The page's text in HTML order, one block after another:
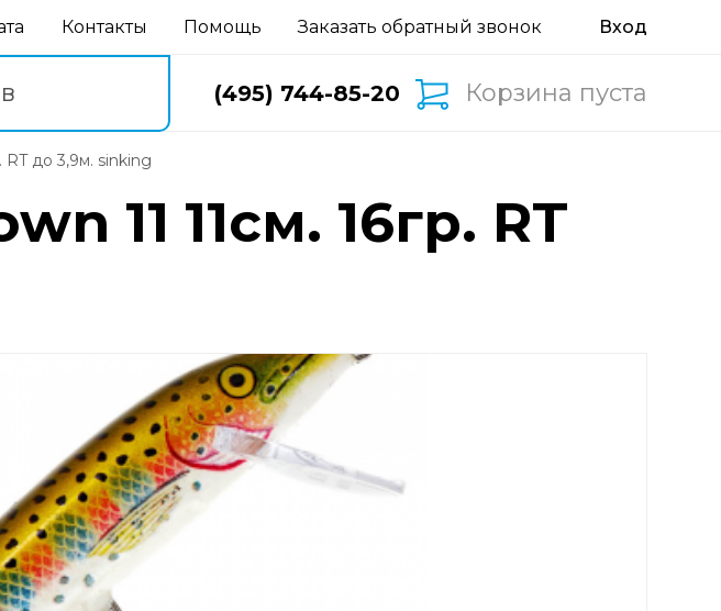
Контакты Помощь Заказать обратный звонок
(495) 744-85-20 Корзина пуста
RT до 3,9м. sinking
11 11см. 16гр. RT